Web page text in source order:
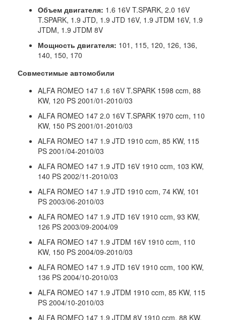
Объем двигателя: 1.6 16V T.SPARK, 2.0 16V
T.SPARK, 1.9 JTD, 1.9 JTD 16V, 1.9 JTDM 16V, 1.9
JTDM, 1.9 JTDM 8V
Мощность двигателя: 101, 115, 120, 126, 136,
140, 150, 170
Совместимые автомобили
ALFA ROMEO 147 1.6 16V T.SPARK 1598 ccm, 88
KW, 120 PS 2001/01-2010/03
ALFA ROMEO 147 2.0 16V T.SPARK 1970 ccm, 110
KW, 150 PS 2001/01-2010/03
ALFA ROMEO 147 1.9 JTD 1910 ccm, 85 KW, 115
PS 2001/04-2010/03
ALFA ROMEO 147 1.9 JTD 16V 1910 ccm, 103 KW,
140 PS 2002/11-2010/03
ALFA ROMEO 147 1.9 JTD 1910 ccm, 74 KW, 101
PS 2003/06-2010/03
ALFA ROMEO 147 1.9 JTD 16V 1910 ccm, 93 KW,
126 PS 2003/09-2004/09
ALFA ROMEO 147 1.9 JTDM 16V 1910 ccm, 110
KW, 150 PS 2004/09-2010/03
ALFA ROMEO 147 1.9 JTD 16V 1910 ccm, 100 KW,
136 PS 2004/10-2010/03
ALFA ROMEO 147 1.9 JTDM 1910 ccm, 85 KW, 115
PS 2004/10-2010/03
ALFA ROMEO 147 1.9 JTDM 8V 1910 ccm, 88 KW,